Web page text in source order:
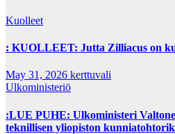
Kuolleet
: KUOLLEET: Jutta Zilliacus on
May 31, 2026 kerttuvali
Ulkoministeriö
:LUE PUHE: Ulkoministeri
teknillisen yliopiston